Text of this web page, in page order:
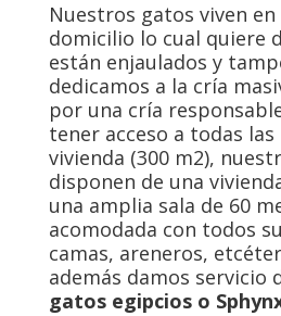
Nuestros gatos viven
domicilio lo cual quiere
están enjaulados y
dedicamos a la cría
por una cría
tener acceso a todas
vivienda (300 m2),
disponen de una
una amplia sala de 60
acomodada con todos
camas, areneros,
además damos servicio
gatos egipcios o